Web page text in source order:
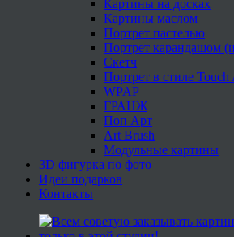
Картины на досках
Картины маслом
Портрет пастелью
Портрет карандашом
Скетч
Портрет в стиле Touch
WPAP
ГРАНЖ
Поп Арт
Art Brush
Модульные картины
3D фигурка по фото
Идеи подарков
Контакты